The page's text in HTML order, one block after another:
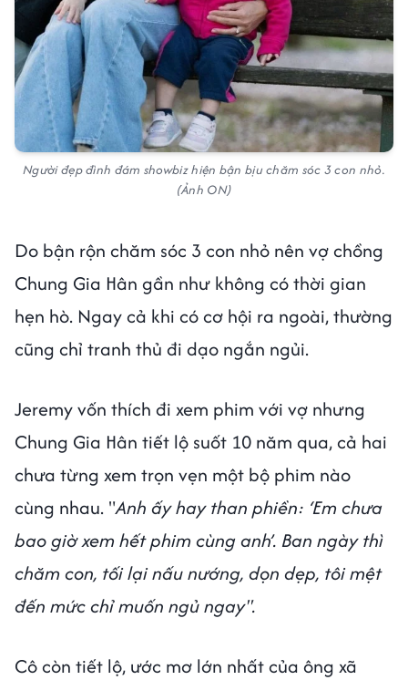
Người đẹp đình đám showbiz hiện bận bịu chăm sóc 3 con nhỏ.
(Ảnh ON)
Do bận rộn chăm sóc 3 con nhỏ nên vợ chồng
Chung Gia Hân gần như không có thời gian
hẹn hò. Ngay cả khi có cơ hội ra ngoài, thường
cũng chỉ tranh thủ đi dạo ngắn ngủi.
Jeremy vốn thích đi xem phim với vợ nhưng
Chung Gia Hân tiết lộ suốt 10 năm qua, cả hai
chưa từng xem trọn vẹn một bộ phim nào
cùng nhau. "Anh ấy hay than phiền: ‘Em chưa
bao giờ xem hết phim cùng anh’. Ban ngày thì
chăm con, tối lại nấu nướng, dọn dẹp, tôi mệt
đến mức chỉ muốn ngủ ngay".
Cô còn tiết lộ, ước mơ lớn nhất của ông xã